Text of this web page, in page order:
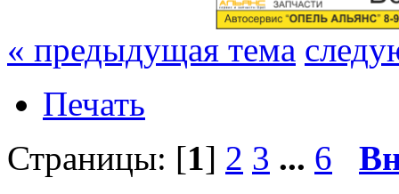
« предыдущая тема
Печать
Страницы: [1] 2 3 ... 6